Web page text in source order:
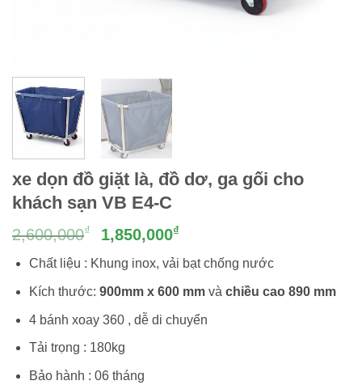
xe dọn đồ giặt là, đồ dơ, ga gối cho
khách sạn VB E4-C
2,600,000₫
Giá
là:
2,600,000₫.
1,850,000₫
tại
là:
1,850,000₫.
Chất liệu : Khung inox, vải bạt chống nước
Kích thước: 900mm x 600 mmvà chiều cao 890 mm
4 bánh xoay 360 , dễ di chuyển
Tải trọng : 180kg
Bảo hành : 06 tháng